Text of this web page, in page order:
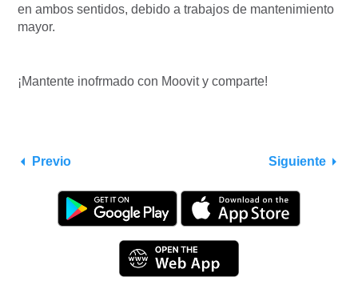
en ambos sentidos, debido a trabajos de mantenimiento
mayor.
¡Mantente inofrmado con Moovit y comparte!
Previo Siguiente